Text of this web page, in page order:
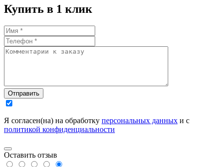
Купить в 1 клик
Отправить
Я согласен(на) на обработку персональных данных и с
политикой конфиденциальности
Оставить отзыв